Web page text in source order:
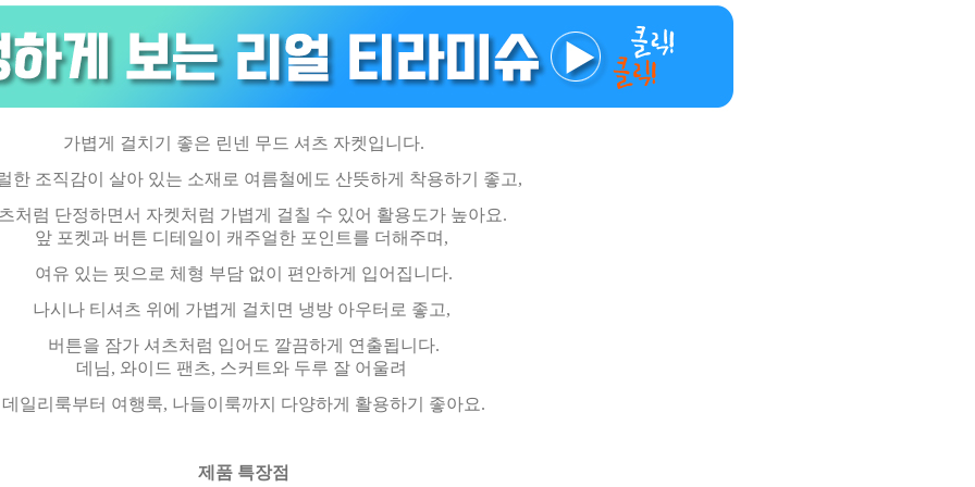
가볍게 걸치기 좋은 린넨 무드 셔츠 자켓입니다.
한 조직감이 살아 있는 소재로 여름철에도 산뜻하게 착용하기 좋고,
처럼 단정하면서 자켓처럼 가볍게 걸칠 수 있어 활용도가 높아요.
앞 포켓과 버튼 디테일이 캐주얼한 포인트를 더해주며,
여유 있는 핏으로 체형 부담 없이 편안하게 입어집니다.
나시나 티셔츠 위에 가볍게 걸치면 냉방 아우터로 좋고,
버튼을 잠가 셔츠처럼 입어도 깔끔하게 연출됩니다.
데님, 와이드 팬츠, 스커트와 두루 잘 어울려
데일리룩부터 여행룩, 나들이룩까지 다양하게 활용하기 좋아요.
제품 특장점